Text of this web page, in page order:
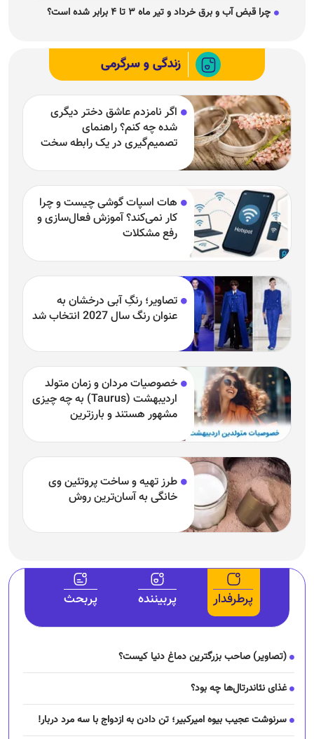
چرا قبض آب و برق خرداد و تیر ماه ۳ تا ۴ برابر شده است؟
زندگی و سرگرمی
اگر نامزدم عاشق دختر دیگری
شده چه کنم؟ راهنمای
تصمیم‌گیری در یک رابطه سخت
هات اسپات گوشی چیست و چرا
کار نمی‌کند؟ آموزش فعال‌سازی و
رفع مشکلات
تصاویر؛ رنگِ آبی درخشان به
عنوان رنگ سال 2027 انتخاب شد
خصوصیات مردان و زمان متولد
اردیبهشت (Taurus) به چه چیزی
مشهور هستند و بارزترین
طرز تهیه و ساخت پروتئین وی
خانگی به آسان‌ترین روش
پرطرفدار پربیننده پربحث
(تصاویر) صاحب بزرگترین دماغ دنیا کیست؟
غذای نئاندرتال‌ها چه بود؟
سرنوشت عجیب بیوه امیرکبیر؛ تن دادن به ازدواج با سه مرد دربار!